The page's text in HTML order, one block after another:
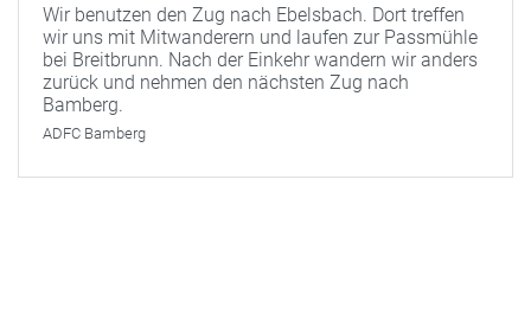
Wir benutzen den Zug nach Ebelsbach. Dort treffen
wir uns mit Mitwanderern und laufen zur Passmühle
bei Breitbrunn. Nach der Einkehr wandern wir anders
zurück und nehmen den nächsten Zug nach
Bamberg.
ADFC Bamberg